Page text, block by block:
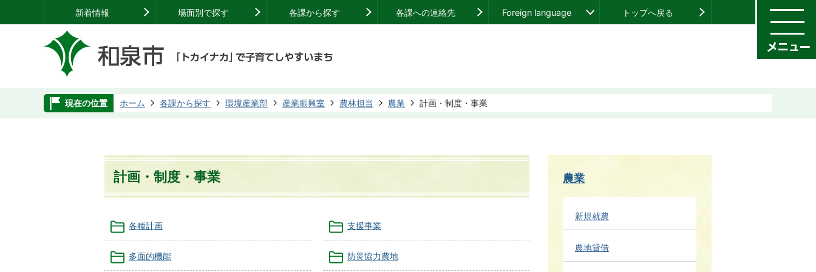
新着情報 場面別で探す 各課から探す 各課への連絡先 Foreign language トップへ戻る
現在の位置 ホーム 各課から探す 環境産業部 産業振興室 農林担当 農業 計画・制度・事業
計画・制度・事業
各種計画 支援事業
多面的機能 防災協力農地
農業
新規就農
農地貸借